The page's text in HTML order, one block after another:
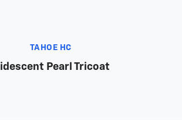
TAHOE HC
Pearl Tricoat